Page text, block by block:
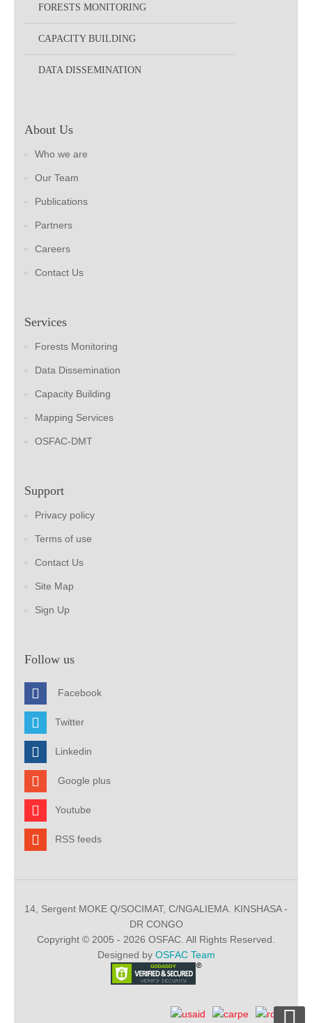
FORESTS MONITORING
CAPACITY BUILDING
DATA DISSEMINATION
About Us
Who we are
Our Team
Publications
Partners
Careers
Contact Us
Services
Forests Monitoring
Data Dissemination
Capacity Building
Mapping Services
OSFAC-DMT
Support
Privacy policy
Terms of use
Contact Us
Site Map
Sign Up
Follow us
Facebook
Twitter
Linkedin
Google plus
Youtube
RSS feeds
14, Sergent MOKE Q/SOCIMAT, C/NGALIEMA. KINSHASA -
DR CONGO
Copyright © 2005 - 2026 OSFAC. All Rights Reserved.
Designed by OSFAC Team